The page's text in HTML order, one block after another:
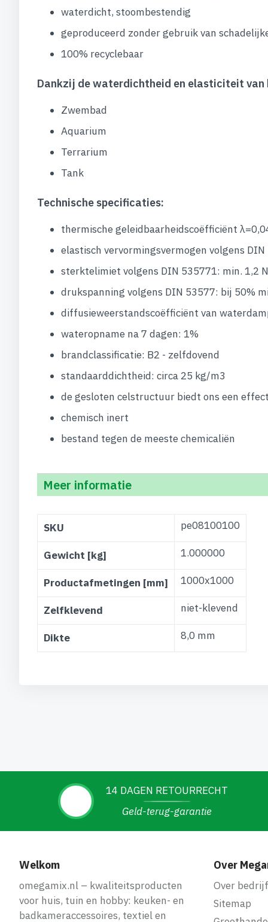
waterdicht, stoombestendig
geproduceerd zonder gebruik van
100% recyclebaar
Dankzij de waterdichtheid en elasticiteit van
Zwembad
Aquarium
Terrarium
Tank
Technische specificaties:
thermische geleidbaarheidscoëfficiënt
elastisch vervormingsvermogen volgens
sterktelimiet volgens DIN 535771: min. 1,2
drukspanning volgens DIN 53577: bij 50%
diffusieweerstandscoëfficiënt van
wateropname na 7 dagen: 1%
brandclassificatie: B2 - zelfdovend
standaarddichtheid: circa 25 kg/m3
de gesloten celstructuur biedt ons een
chemisch inert
bestand tegen de meeste chemicaliën
Meer informatie
informatie
SKU pe08100100
Gewicht [kg] 1.000000
Productafmetingen [mm] 1000x1000
Zelfklevend niet-klevend
Dikte 8,0 mm
14 DAGEN RETOURRECHT
Geld-terug-garantie
Welkom
omegamix.nl – kwaliteitsproducten
voor huis, tuin en hobby: keuken- en
badkameraccessoires, textiel en
Over
Over bedrijf
Sitemap